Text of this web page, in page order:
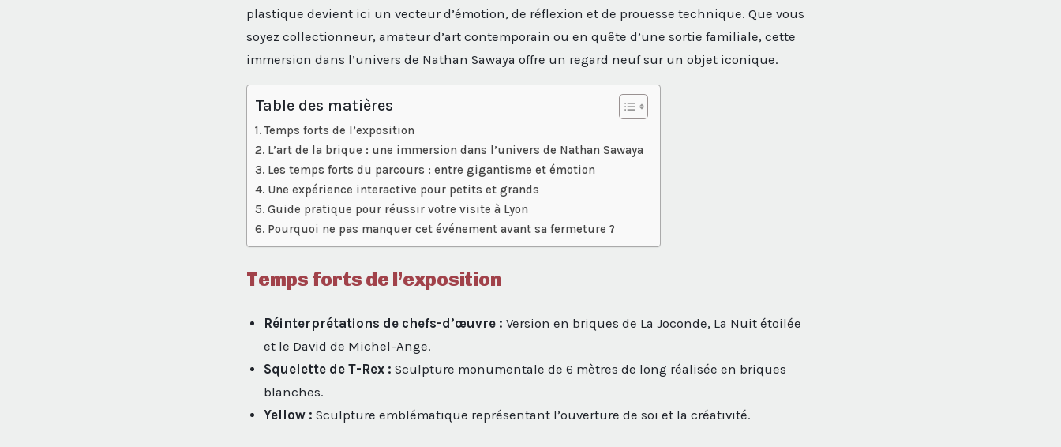
plastique devient ici un vecteur d’émotion, de réflexion et de prouesse technique. Que vous
soyez collectionneur, amateur d’art contemporain ou en quête d’une sortie familiale, cette
immersion dans l’univers de Nathan Sawaya offre un regard neuf sur un objet iconique.
Table des matières
Temps forts de l’exposition
L’art de la brique : une immersion dans l’univers de Nathan Sawaya
Les temps forts du parcours : entre gigantisme et émotion
Une expérience interactive pour petits et grands
Guide pratique pour réussir votre visite à Lyon
Pourquoi ne pas manquer cet événement avant sa fermeture ?
Temps forts de l’exposition
Réinterprétations de chefs-d’œuvre : Version en briques de La Joconde, La Nuit étoilée
et le David de Michel-Ange.
Squelette de T-Rex : Sculpture monumentale de 6 mètres de long réalisée en briques
blanches.
Yellow : Sculpture emblématique représentant l’ouverture de soi et la créativité.